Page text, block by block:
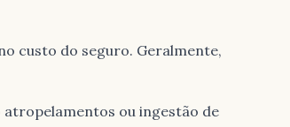
custo do seguro. Geralmente,
atropelamentos ou ingestão de